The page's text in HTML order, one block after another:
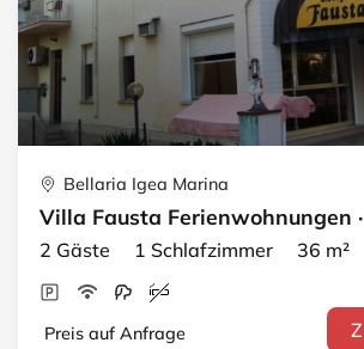
Bellaria Igea Marina
Villa Fausta Ferienwohnungen
2 Gäste 1 Schlafzimmer 36 m²
Preis auf Anfrage